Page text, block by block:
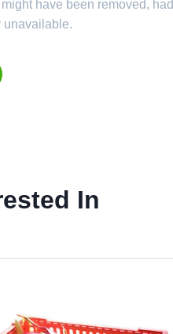
have been removed, had
unavailable.
In